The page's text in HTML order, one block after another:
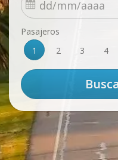
Pasajeros
1
2 3 4